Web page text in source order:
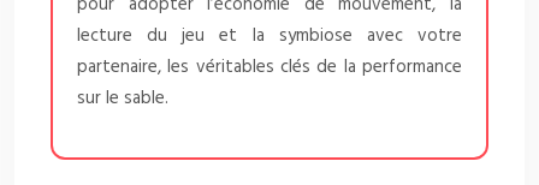
lecture du jeu et la symbiose avec votre
partenaire, les véritables clés de la performance
sur le sable.